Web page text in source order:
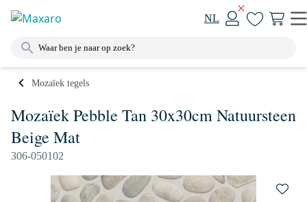
NL
Mozaïek tegels
Mozaïek Pebble Tan 30x30cm Natuursteen
Beige Mat
306-050102